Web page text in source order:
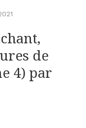
de
4) par